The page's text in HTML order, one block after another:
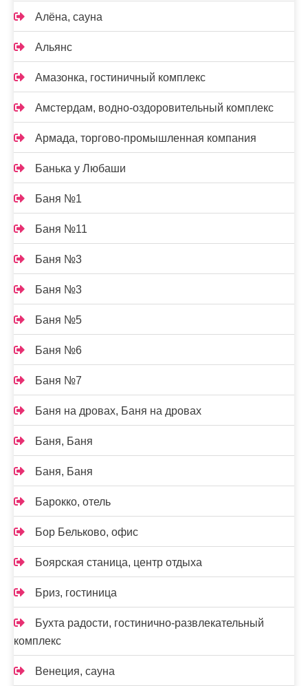
Алёна, сауна
Альянс
Амазонка, гостиничный комплекс
Амстердам, водно-оздоровительный комплекс
Армада, торгово-промышленная компания
Банька у Любаши
Баня №1
Баня №11
Баня №3
Баня №3
Баня №5
Баня №6
Баня №7
Баня на дровах, Баня на дровах
Баня, Баня
Баня, Баня
Барокко, отель
Бор Бельково, офис
Боярская станица, центр отдыха
Бриз, гостиница
Бухта радости, гостинично-развлекательный
комплекс
Венеция, сауна